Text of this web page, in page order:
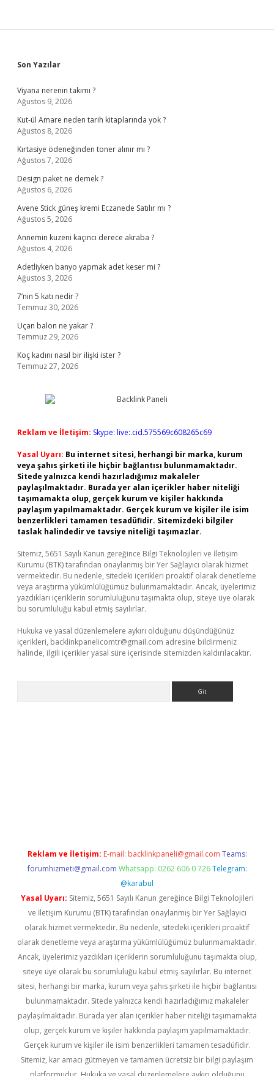
Sidebar
Son Yazılar
Viyana nerenin takımı ?
Ağustos 9, 2026
Kut-ül Amare neden tarih kitaplarında yok ?
Ağustos 8, 2026
Kırtasiye ödeneğinden toner alınır mı ?
Ağustos 7, 2026
Design paket ne demek ?
Ağustos 6, 2026
Avene Stick güneş kremi Eczanede Satılır mı ?
Ağustos 5, 2026
Annemin kuzeni kaçıncı derece akraba ?
Ağustos 4, 2026
Adetliyken banyo yapmak adet keser mi ?
Ağustos 3, 2026
7’nin 5 katı nedir ?
Temmuz 30, 2026
Uçan balon ne yakar ?
Temmuz 29, 2026
Koç kadını nasıl bir ilişki ister ?
Temmuz 27, 2026
Reklam ve İletişim: Skype: live:.cid.575569c608265c69
Yasal Uyarı: Bu internet sitesi, herhangi bir marka, kurum
veya şahıs şirketi ile hiçbir bağlantısı bulunmamaktadır.
Sitede yalnızca kendi hazırladığımız makaleler
paylaşılmaktadır. Burada yer alan içerikler haber niteliği
taşımamakta olup, gerçek kurum ve kişiler hakkında
paylaşım yapılmamaktadır. Gerçek kurum ve kişiler ile isim
benzerlikleri tamamen tesadüfidir. Sitemizdeki bilgiler
taslak halindedir ve tavsiye niteliği taşımazlar.
Sitemiz, 5651 Sayılı Kanun gereğince Bilgi Teknolojileri ve İletişim
Kurumu (BTK) tarafından onaylanmış bir Yer Sağlayıcı olarak hizmet
vermektedir. Bu nedenle, sitedeki içerikleri proaktif olarak denetleme
veya araştırma yükümlülüğümüz bulunmamaktadır. Ancak, üyelerimiz
yazdıkları içeriklerin sorumluluğunu taşımakta olup, siteye üye olarak
bu sorumluluğu kabul etmiş sayılırlar.
Hukuka ve yasal düzenlemelere aykırı olduğunu düşündüğünüz
içerikleri, backlinkpanelicomtr@gmail.com adresine bildirmeniz
halinde, ilgili içerikler yasal süre içerisinde sitemizden kaldırılacaktır.
Reklam ve İletişim: E-mail: backlinkpaneli@gmail.com Teams:
forumhizmeti@gmail.com Whatsapp: 0262 606 0 726 Telegram:
@karabul
Yasal Uyarı: Sitemiz, 5651 Sayılı Kanun gereğince Bilgi Teknolojileri
ve İletişim Kurumu (BTK) tarafından onaylanmış bir Yer Sağlayıcı
olarak hizmet vermektedir. Bu nedenle, sitedeki içerikleri proaktif
olarak denetleme veya araştırma yükümlülüğümüz bulunmamaktadır.
Ancak, üyelerimiz yazdıkları içeriklerin sorumluluğunu taşımakta olup,
siteye üye olarak bu sorumluluğu kabul etmiş sayılırlar. Bu internet
sitesi, herhangi bir marka, kurum veya şahıs şirketi ile hiçbir bağlantısı
bulunmamaktadır. Sitede yalnızca kendi hazırladığımız makaleler
paylaşılmaktadır. Burada yer alan içerikler haber niteliği taşımamakta
olup, gerçek kurum ve kişiler hakkında paylaşım yapılmamaktadır.
Gerçek kurum ve kişiler ile isim benzerlikleri tamamen tesadüfidir.
Sitemiz, kar amacı gütmeyen ve tamamen ücretsiz bir bilgi paylaşım